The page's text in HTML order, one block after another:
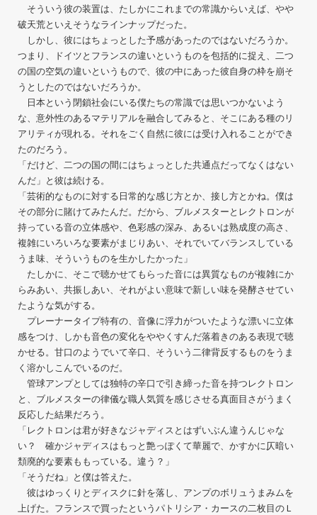
そういう彼の装置は、たしかにこれまでの常識からいえば、やや
破天荒といえそうなラインナップだった。
しかし、彼にはちょっとした予感があったのではないだろうか。
つまり、ドイツとフランスの違いというものを包括的に捉え、二つ
の国の空気の違いというもので、彼の中にあった彼自身の枠を崩そ
うとしたのではないだろうか。
日本という閉鎖社会にいる僕たちの常識では思いつかないよう
な、意外性のあるマテリアルを融合してみると、そこにある種のリ
アリティが現れる。それをごく自然に彼には受け入れることができ
たのだろう。
「だけど、二つの国の間にはちょっとした共通点だってなくはない
んだ」と彼は続ける。
「芸術的なものに対する日常的な感じ方とか、接し方とかね。僕は
その部分に賭けてみたんだ。だから、ブルメスターとレクトロンが
持っている音の立体感や、色彩感の深み、あるいは熟成度の高さ、
複雑にいろいろな要素がまじりあい、それでいてバランスしている
うま味、そういうものを生かしたかった」
たしかに、そこで聴かせてもらった音には異質なものが複雑にか
らみあい、共振しあい、それがよい意味で新しい味を発酵させてい
たような気がする。
プレーナータイプ特有の、音像に浮力がついたような漂いに立体
感をつけ、しかも音色の変化をややくすんだ落着きのある表現で聴
かせる。甘口のようでいて辛口、そういう二律背反するものをうま
く溶かしこんでいるのだ。
管球アンプとしては独特の辛口で引き締った音を持つレクトロン
と、ブルメスターの律儀な職人気質を感じさせる真面目さがうまく
反応した結果だろう。
「レクトロンは君が好きなジャディスとはずいぶん違うんじゃな
い？ 確かジャディスはもっと艶っぽくて華麗で、かすかに仄暗い
頽廃的な要素ももっている。違う？」
「そうだね」と僕は答えた。
彼はゆっくりとディスクに針を落し、アンプのボリュうまみムを
上げた。フランスで買ったというパトリシア・カースの二枚目のＬ